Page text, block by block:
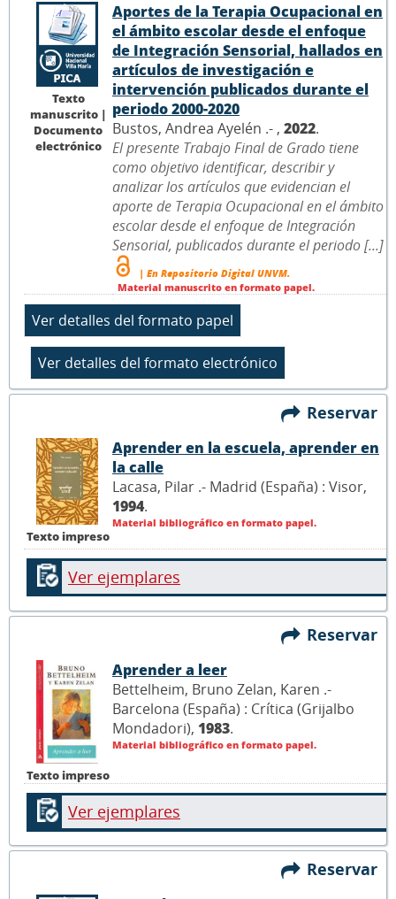
Texto
manuscrito |
Documento
electrónico
Aportes de la Terapia Ocupacional en
el ámbito escolar desde el enfoque
de Integración Sensorial, hallados en
artículos de investigación e
intervención publicados durante el
periodo 2000-2020
Bustos, Andrea Ayelén .- , 2022.
El presente Trabajo Final de Grado tiene
como objetivo identificar, describir y
analizar los artículos que evidencian el
aporte de Terapia Ocupacional en el ámbito
escolar desde el enfoque de Integración
Sensorial, publicados durante el periodo [...]
| En Repositorio Digital UNVM.
Material manuscrito en formato papel.
Reservar
Texto impreso
Aprender en la escuela, aprender en
la calle
Lacasa, Pilar .- Madrid (España) : Visor,
1994.
Material bibliográfico en formato papel.
Ver ejemplares
Reservar
Texto impreso
Aprender a leer
Bettelheim, Bruno Zelan, Karen .-
Barcelona (España) : Crítica (Grijalbo
Mondadori), 1983.
Material bibliográfico en formato papel.
Ver ejemplares
Reservar